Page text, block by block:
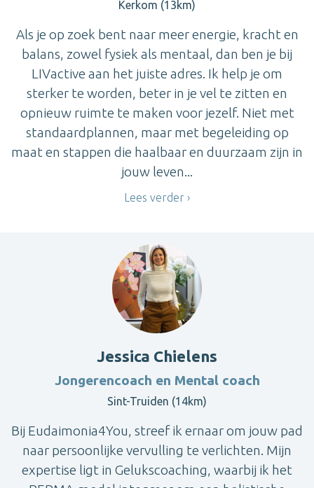
Kerkom (13km)
Als je op zoek bent naar meer energie, kracht en
balans, zowel fysiek als mentaal, dan ben je bij
LIVactive aan het juiste adres. Ik help je om
sterker te worden, beter in je vel te zitten en
opnieuw ruimte te maken voor jezelf. Niet met
standaardplannen, maar met begeleiding op
maat en stappen die haalbaar en duurzaam zijn in
jouw leven...
Lees verder
Jessica Chielens
Jongerencoach en Mental coach
Sint-Truiden (14km)
Bij Eudaimonia4You, streef ik ernaar om jouw pad
naar persoonlijke vervulling te verlichten. Mijn
expertise ligt in Gelukscoaching, waarbij ik het